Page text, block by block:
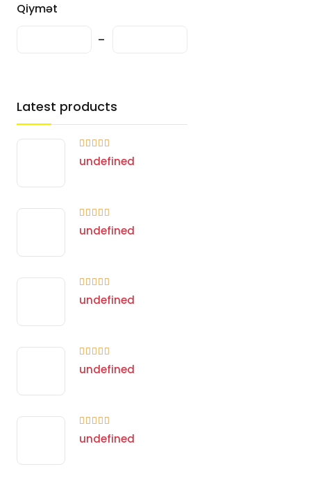
Qiymət
Latest products
undefined
undefined
undefined
undefined
undefined